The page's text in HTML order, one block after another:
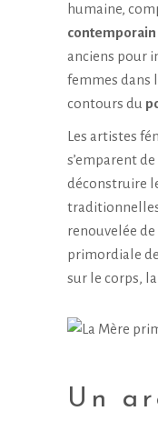
humaine,
contemporain
anciens pour
femmes dans
contours du
Les artistes
s’emparent
déconstruire
renouvelée
primordiale
sur le corps,
Un